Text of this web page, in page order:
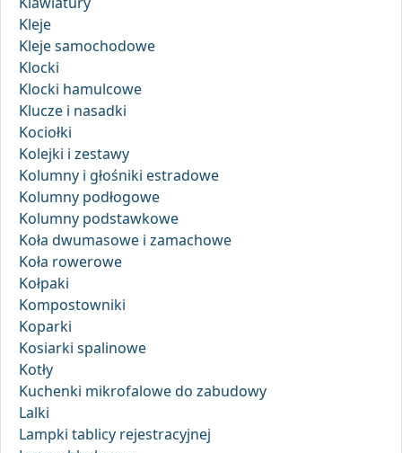
Kleje
Kleje samochodowe
Klocki
Klocki hamulcowe
Klucze i nasadki
Kociołki
Kolejki i zestawy
Kolumny i głośniki estradowe
Kolumny podłogowe
Kolumny podstawkowe
Koła dwumasowe i zamachowe
Koła rowerowe
Kołpaki
Kompostowniki
Koparki
Kosiarki spalinowe
Kotły
Kuchenki mikrofalowe do zabudowy
Lalki
Lampki tablicy rejestracyjnej